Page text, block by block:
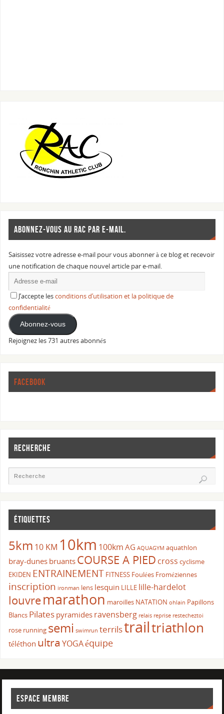
ABONNEZ-VOUS AU RAC PAR E-MAIL.
Saisissez votre adresse e-mail pour vous abonner à ce blog et recevoir
une notification de chaque nouvel article par e-mail.
J’accepte lesconditions d’utilisation et la politique de
confidentialité
Abonnez-vous
Rejoignez les 731 autres abonnés
FACEBOOK
RECHERCHE
ÉTIQUETTES
5km 10 KM 10km 100km AG AQUAGYM aquathlon
bray-dunes bruants COURSE A PIED cross cyclisme
EKIDEN ENTRAINEMENT FITNESS Foulées Froméziennes
inscription ironman lens lesquin LILLE lille-hardelot
louvremarathon maroilles NATATION ohlain Papillons
Blancs Pilates pyramides ravensberg relais reprise restecheztoi
rose running semi swimrun terrilstrailtriathlon
téléthon ultra YOGAéquipe
ESPACE MEMBRE